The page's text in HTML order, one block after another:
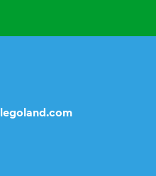
legoland.com